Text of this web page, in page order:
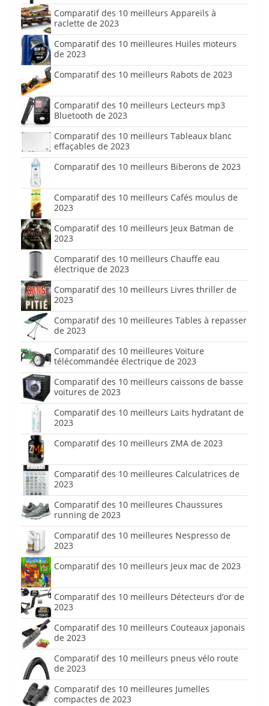
Comparatif des 10 meilleurs Appareils à
raclette de 2023
Comparatif des 10 meilleures Huiles moteurs
de 2023
Comparatif des 10 meilleurs Rabots de 2023
Comparatif des 10 meilleurs Lecteurs mp3
Bluetooth de 2023
Comparatif des 10 meilleurs Tableaux blanc
effaçables de 2023
Comparatif des 10 meilleurs Biberons de 2023
Comparatif des 10 meilleurs Cafés moulus de
2023
Comparatif des 10 meilleurs Jeux Batman de
2023
Comparatif des 10 meilleurs Chauffe eau
électrique de 2023
Comparatif des 10 meilleurs Livres thriller de
2023
Comparatif des 10 meilleures Tables à repasser
de 2023
Comparatif des 10 meilleures Voiture
télécommandée électrique de 2023
Comparatif des 10 meilleurs caissons de basse
voitures de 2023
Comparatif des 10 meilleurs Laits hydratant de
2023
Comparatif des 10 meilleurs ZMA de 2023
Comparatif des 10 meilleures Calculatrices de
2023
Comparatif des 10 meilleures Chaussures
running de 2023
Comparatif des 10 meilleures Nespresso de
2023
Comparatif des 10 meilleurs Jeux mac de 2023
Comparatif des 10 meilleurs Détecteurs d’or de
2023
Comparatif des 10 meilleurs Couteaux japonais
de 2023
Comparatif des 10 meilleurs pneus vélo route
de 2023
Comparatif des 10 meilleures Jumelles
compactes de 2023